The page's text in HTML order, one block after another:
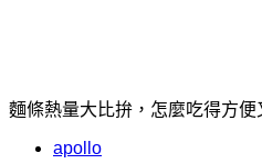
麵條熱量大比拚，怎麼吃得方
apollo